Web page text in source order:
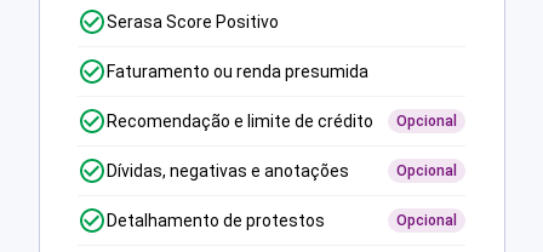
Serasa Score Positivo
Faturamento ou renda presumida
Recomendação e limite de crédito Opcional
Dívidas, negativas e anotações Opcional
Detalhamento de protestos Opcional